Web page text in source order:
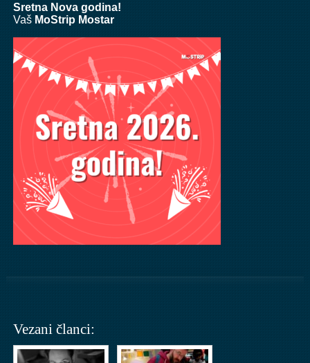
Sretna Nova godina!
Vaš MoStrip Mostar
Vezani članci: